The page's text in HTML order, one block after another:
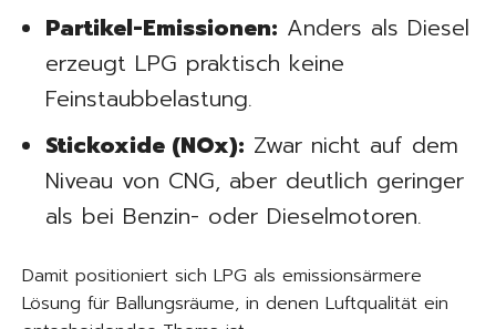
Partikel-Emissionen: Anders als Diesel
erzeugt LPG praktisch keine
Feinstaubbelastung.
Stickoxide (NOx): Zwar nicht auf dem
Niveau von CNG, aber deutlich geringer
als bei Benzin- oder Dieselmotoren.
Damit positioniert sich LPG als emissionsärmere
Lösung für Ballungsräume, in denen Luftqualität ein